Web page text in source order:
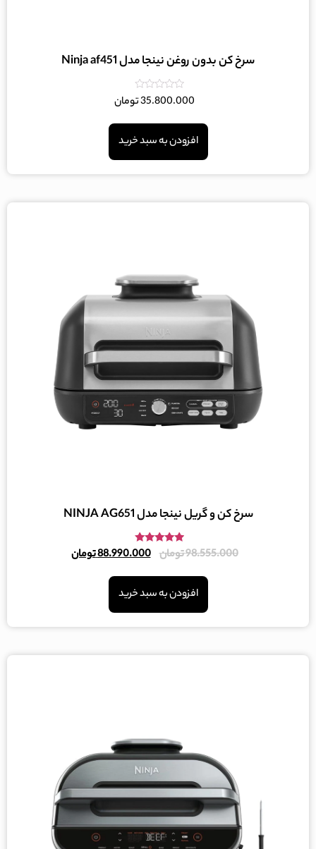
سرخ کن بدون روغن نینجا مدل Ninja af451
امتیاز
5
35.800.000تومان
افزودن به سبد خرید
سرخ کن و گریل نینجا مدل NINJA AG651
امتیاز
5.00
98.555.000تومان 88.990.000تومان
افزودن به سبد خرید